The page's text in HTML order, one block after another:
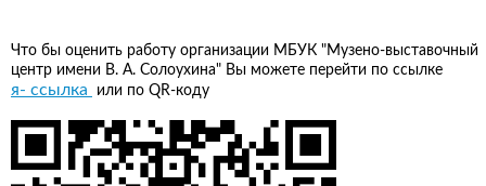
Что бы оценить работу организации МБУК "Музено-выставочный
центр имени В. А. Солоухина" Вы можете перейти по ссылке
я- ссылка или по QR-коду